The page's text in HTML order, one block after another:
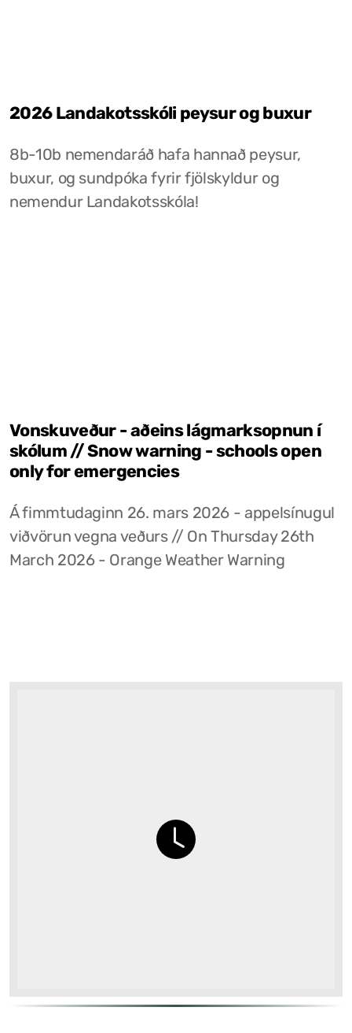
2026 Landakotsskóli peysur og buxur
8b-10b nemendaráð hafa hannað peysur,
buxur, og sundpóka fyrir fjölskyldur og
nemendur Landakotsskóla!
Vonskuveður - aðeins lágmarksopnun í
skólum // Snow warning - schools open
only for emergencies
Á fimmtudaginn 26. mars 2026 - appelsínugul
viðvörun vegna veðurs // On Thursday 26th
March 2026 - Orange Weather Warning